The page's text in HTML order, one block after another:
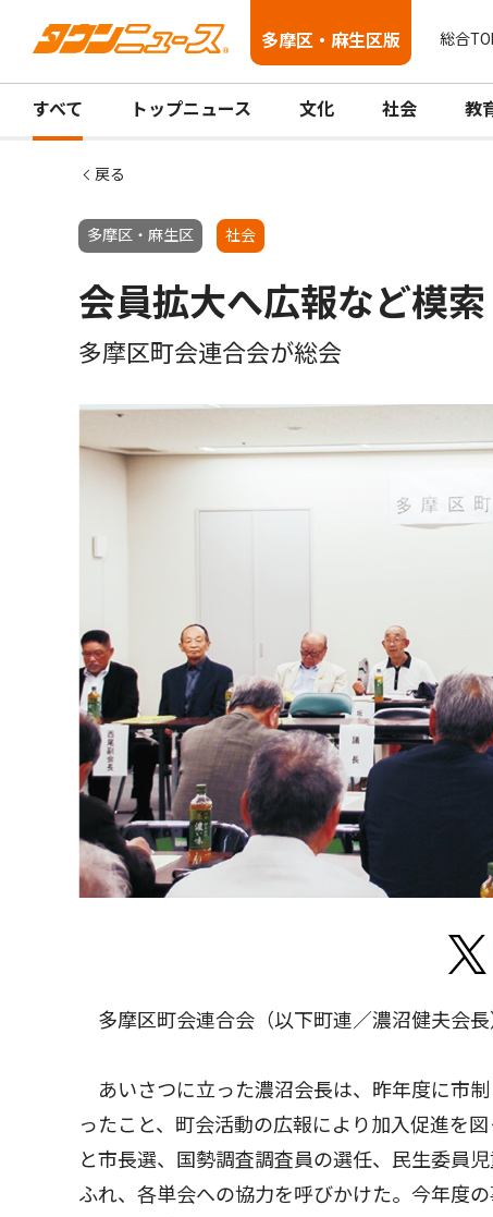
多摩区・麻生区版 総合
すべて トップニュース 文化 社会 教
戻る
多摩区・麻生区 社会
会員拡大へ広報など模索
多摩区町会連合会が総会
多摩区町会連合会（以下町連／濃沼健夫会
あいさつに立った濃沼会長は、昨年度に市
ったこと、町会活動の広報により加入促進を
と市長選、国勢調査調査員の選任、民生委員
ふれ、各単会への協力を呼びかけた。今年度